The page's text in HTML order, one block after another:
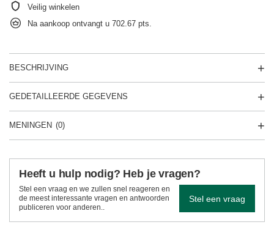
Veilig winkelen
Na aankoop ontvangt u 702.67 pts.
BESCHRIJVING
GEDETAILLEERDE GEGEVENS
MENINGEN (0)
Heeft u hulp nodig? Heb je vragen?
Stel een vraag en we zullen snel reageren en
de meest interessante vragen en antwoorden
publiceren voor anderen..
Stel een vraag